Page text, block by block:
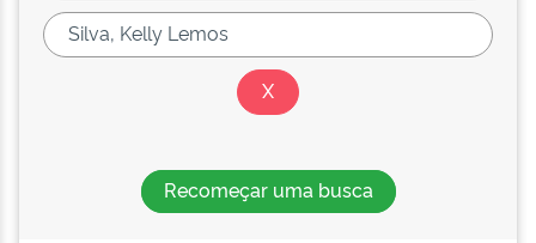
Recomeçar uma busca